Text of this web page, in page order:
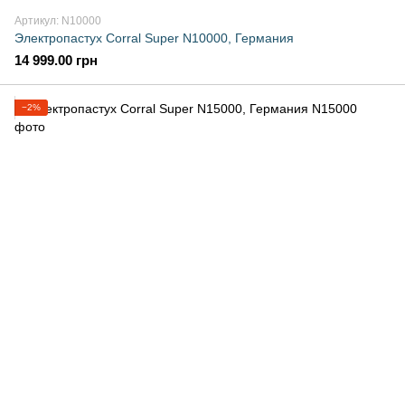
Артикул: N10000
Электропастух Corral Super N10000, Германия
14 999.00 грн
−2%